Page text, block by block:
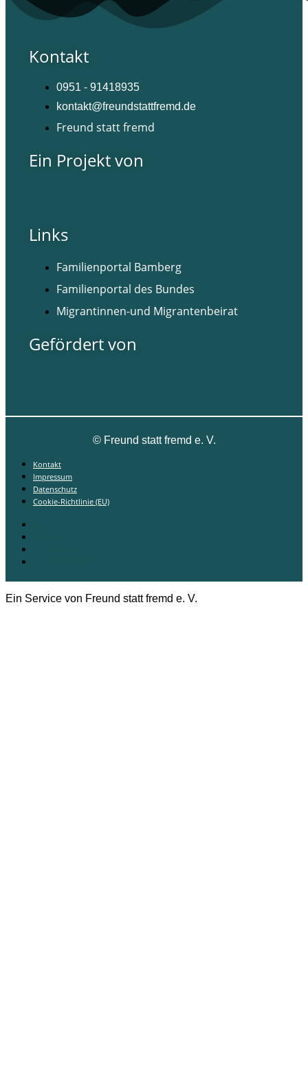
Kontakt
0951 - 91418935
kontakt@freundstattfremd.de
Freund statt fremd
Ein Projekt von
Links
Familienportal Bamberg
Familienportal des Bundes
Migrantinnen-und Migrantenbeirat
Gefördert von
©Freund statt fremd e. V.
Kontakt
Impressum
Datenschutz
Cookie-Richtlinie (EU)
Ein Service von Freund statt fremd e. V.